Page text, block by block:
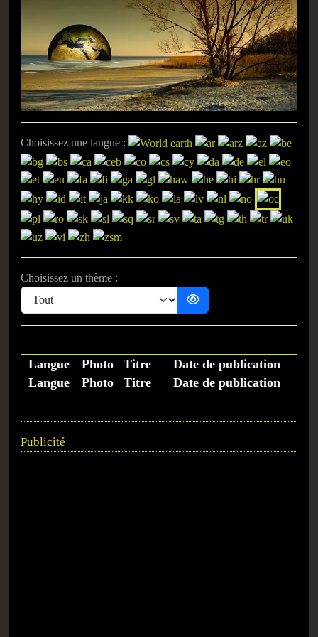
Choisissez une langue :
Choisissez un thème :
Langue Photo Titre
Date de publication
Langue
Photo Titre Date de publication
Publicité